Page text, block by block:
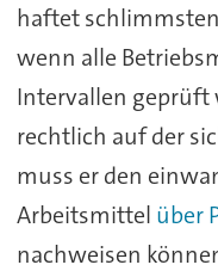
haftet
wenn alle
Intervallen geprüft
rechtlich auf der
muss er den
Arbeitsmittel über
nachweisen